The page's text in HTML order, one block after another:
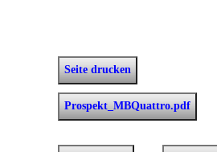
Seite drucken
Prospekt_MBQuattro.pdf